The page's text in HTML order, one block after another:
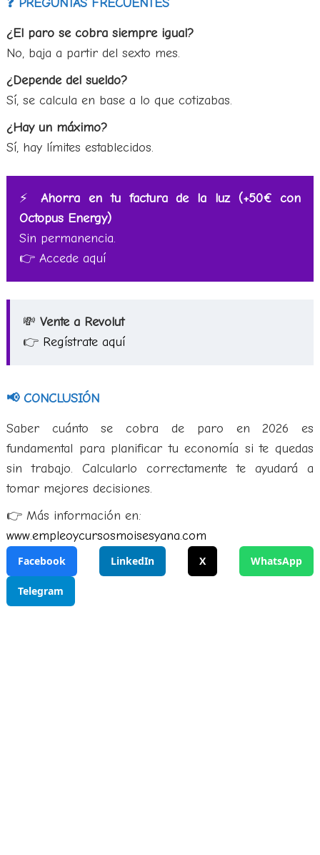
❓ PREGUNTAS FRECUENTES
¿El paro se cobra siempre igual?
No, baja a partir del sexto mes.
¿Depende del sueldo?
Sí, se calcula en base a lo que cotizabas.
¿Hay un máximo?
Sí, hay límites establecidos.
⚡ Ahorra en tu factura de la luz (+50€ con
Octopus Energy)
Sin permanencia.
👉 Accede aquí
💸 Vente a Revolut
👉 Regístrate aquí
📢 CONCLUSIÓN
Saber cuánto se cobra de paro en 2026 es
fundamental para planificar tu economía si te quedas
sin trabajo. Calcularlo correctamente te ayudará a
tomar mejores decisiones.
👉 Más información en:
www.empleoycursosmoisesyana.com
Facebook LinkedIn X WhatsApp
Telegram